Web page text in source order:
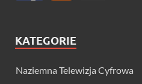
KATEGORIE
Naziemna Telewizja Cyfrowa